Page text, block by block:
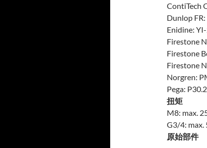
ContiTech
Dunlop FR:
Enidine:
Firestone
Firestone
Firestone
Norgren:
Pega:
扭矩
M8: max.
G3/4: max.
原始部件